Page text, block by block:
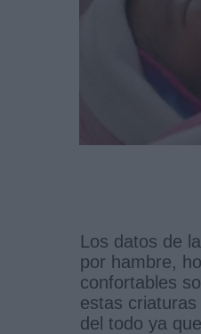
Los datos de
por hambre,
confortables
estas
del todo ya